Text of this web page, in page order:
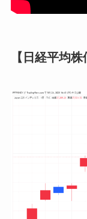
【日経平均株